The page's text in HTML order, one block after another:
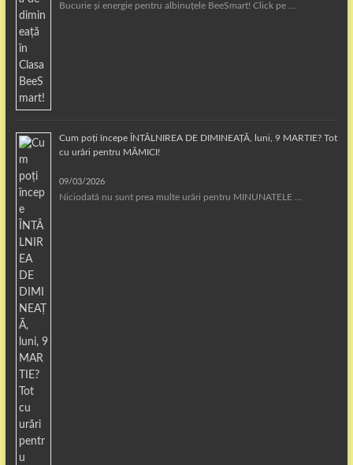
Bucurie și energie pentru albinuțele BeeSmart! Click pe …
Cum poți începe ÎNTÂLNIREA DE DIMINEAȚĂ, luni, 9 MARTIE? Tot
cu urări pentru MĂMICI!
09/03/2026
Niciodată nu sunt prea multe urări pentru MINUNATELE …